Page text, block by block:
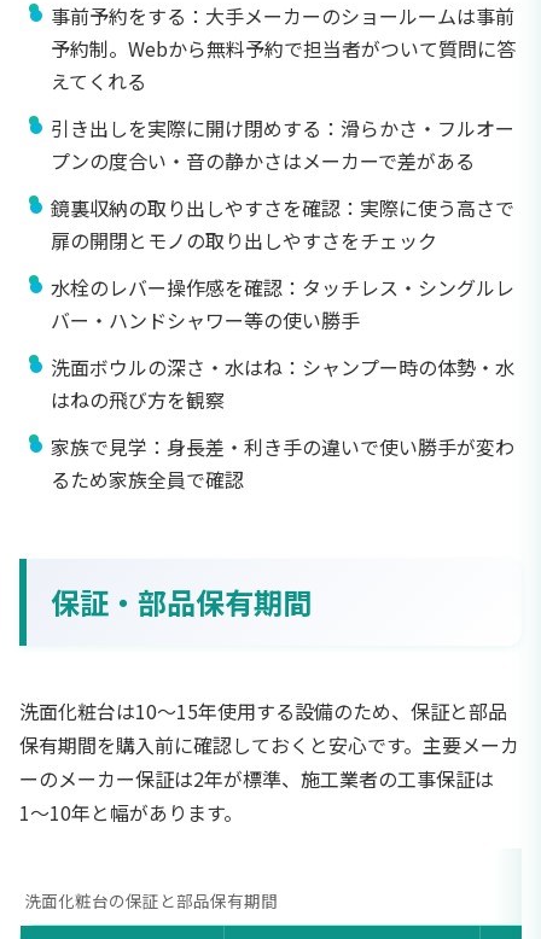
事前予約をする：大手メーカーのショールームは事前
予約制。Webから無料予約で担当者がついて質問に答
えてくれる
引き出しを実際に開け閉めする：滑らかさ・フルオー
プンの度合い・音の静かさはメーカーで差がある
鏡裏収納の取り出しやすさを確認：実際に使う高さで
扉の開閉とモノの取り出しやすさをチェック
水栓のレバー操作感を確認：タッチレス・シングルレ
バー・ハンドシャワー等の使い勝手
洗面ボウルの深さ・水はね：シャンプー時の体勢・水
はねの飛び方を観察
家族で見学：身長差・利き手の違いで使い勝手が変わ
るため家族全員で確認
保証・部品保有期間
洗面化粧台は10〜15年使用する設備のため、保証と部品
保有期間を購入前に確認しておくと安心です。主要メーカ
ーのメーカー保証は2年が標準、施工業者の工事保証は
1〜10年と幅があります。
洗面化粧台の保証と部品保有期間